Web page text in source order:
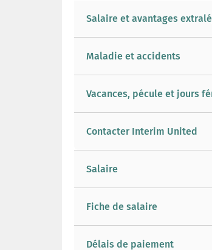
Salaire et avantages
Maladie et accidents
Vacances, pécule et jours
Contacter Interim United
Salaire
Fiche de salaire
Délais de paiement